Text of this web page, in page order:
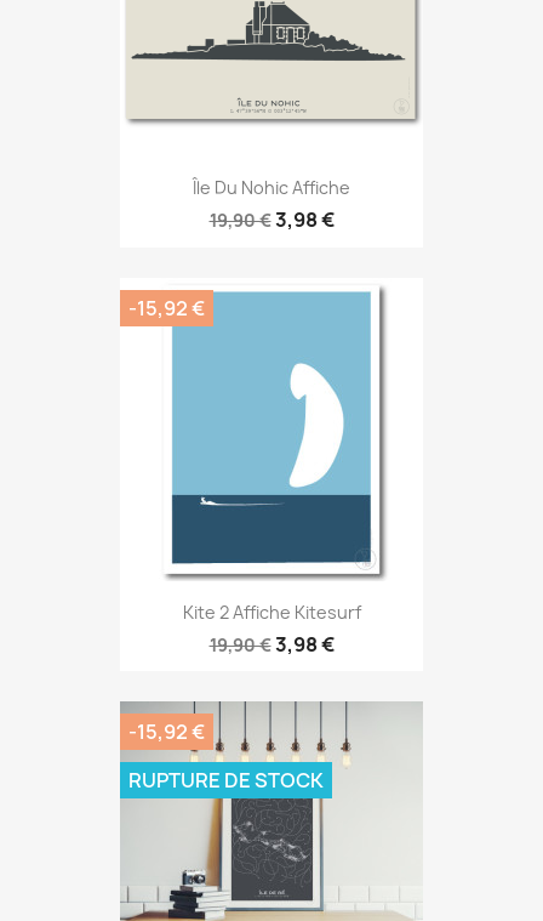
Île Du Nohic Affiche
19,90 €3,98 €
Kite 2 Affiche Kitesurf
19,90 €3,98 €
-15,92 €
-15,92 €
RUPTURE DE STOCK